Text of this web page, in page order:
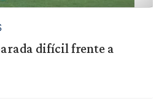
difícil frente a